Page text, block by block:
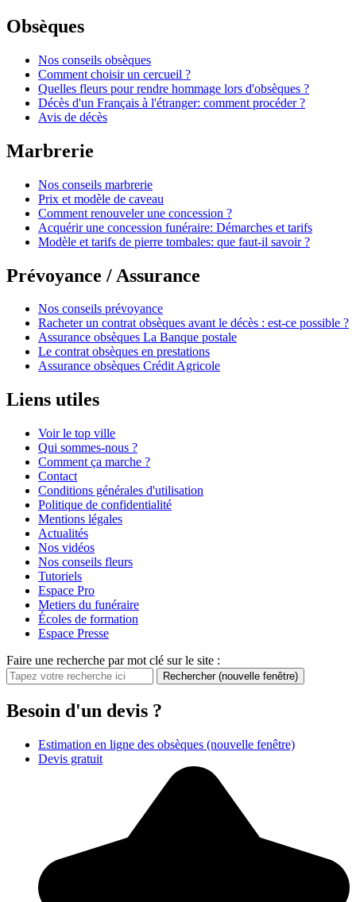
Obsèques
Nos conseils obsèques
Comment choisir un cercueil ?
Quelles fleurs pour rendre hommage lors d'obsèques ?
Décès d'un Français à l'étranger: comment procéder ?
Avis de décès
Marbrerie
Nos conseils marbrerie
Prix et modèle de caveau
Comment renouveler une concession ?
Acquérir une concession funéraire: Démarches et tarifs
Modèle et tarifs de pierre tombales: que faut-il savoir ?
Prévoyance / Assurance
Nos conseils prévoyance
Racheter un contrat obsèques avant le décès : est-ce possible ?
Assurance obsèques La Banque postale
Le contrat obsèques en prestations
Assurance obsèques Crédit Agricole
Liens utiles
Voir le top ville
Qui sommes-nous ?
Comment ça marche ?
Contact
Conditions générales d'utilisation
Politique de confidentialité
Mentions légales
Actualités
Nos vidéos
Nos conseils fleurs
Tutoriels
Espace Pro
Metiers du funéraire
Écoles de formation
Espace Presse
Faire une recherche par mot clé sur le site :
Rechercher (nouvelle fenêtre)
Besoin d'un devis ?
Estimation en ligne des obsèques (nouvelle fenêtre)
Devis gratuit